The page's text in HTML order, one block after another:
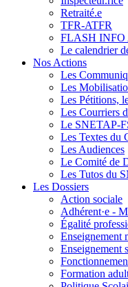
Retraité.e
TFR-ATFR
FLASH INFO
Le calendrier
Nos Actions
Les
Les
Les Pétitions,
Les Courriers
Le SNETAP-
Les Textes du
Les Audiences
Le Comité de
Les Tutos du
Les Dossiers
Action sociale
Adhérent·e -
Égalité
Enseignement
Enseignement
Formation